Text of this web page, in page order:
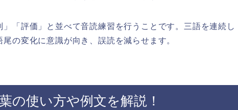
「評価」と並べて音読練習を行うことです。三語を連続し
の変化に意識が向き、誤読を減らせます。
の使い方や例文を解説！